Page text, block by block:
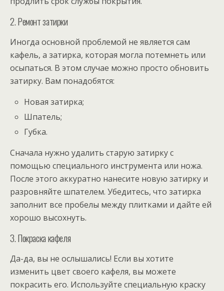
2. Ремонт затирки
Иногда основной проблемой не является сам
кафель, а затирка, которая могла потемнеть или
осыпаться. В этом случае можно просто обновить
затирку. Вам понадобятся:
Новая затирка;
Шпатель;
Губка.
Сначала нужно удалить старую затирку с
помощью специального инструмента или ножа.
После этого аккуратно нанесите новую затирку и
разровняйте шпателем. Убедитесь, что затирка
заполнит все пробелы между плитками и дайте ей
хорошо высохнуть.
3. Покраска кафеля
Да-да, вы не ослышались! Если вы хотите
изменить цвет своего кафеля, вы можете
покрасить его. Используйте специальную краску